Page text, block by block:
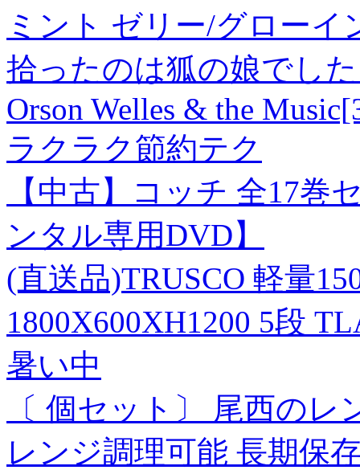
ミント ゼリー/グロー
拾ったのは狐の娘でし
Orson Welles & the
ラクラク節約テク
【中古】コッチ 全17巻
ンタル専用DVD】
(直送品)TRUSCO 軽量
1800X600XH1200 5段
暑い中
〔 個セット〕 尾西の
レンジ調理可能 長期保